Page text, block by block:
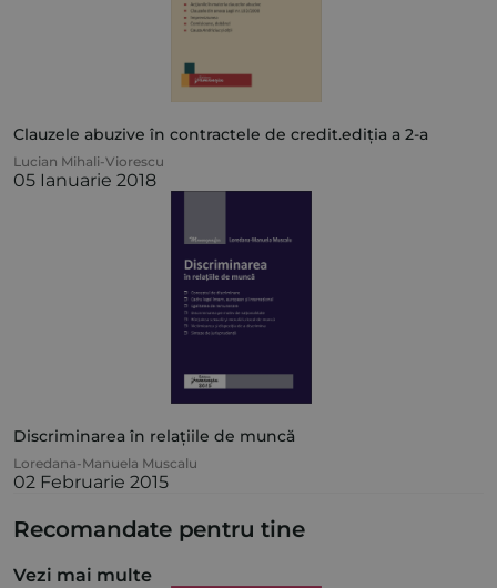
Clauzele abuzive în contractele de credit.ediția a 2-a
Lucian Mihali-Viorescu
05 Ianuarie 2018
Discriminarea în relațiile de muncă
Loredana-Manuela Muscalu
02 Februarie 2015
Recomandate pentru tine
Vezi mai multe